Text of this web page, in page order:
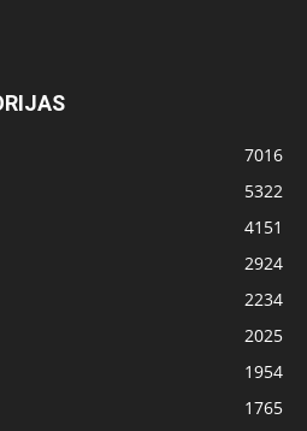
7016
5322
4151
2924
2234
2025
1954
1765